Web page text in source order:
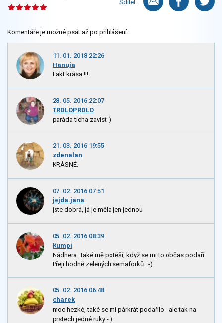
Sdílet:
Komentáře je možné psát až po přihlášení.
11. 01. 2018 22:26
Hanuja
Fakt krása.!!!
28. 05. 2016 22:07
TRDLOPRDLO
paráda ticha zavist-)
21. 03. 2016 19:55
zdenalan
KRÁSNÉ.
07. 02. 2016 07:51
jejda.jana
jste dobrá, já je měla jen jednou
05. 02. 2016 08:39
Kumpi
Nádhera. Také mě potěší, když se mi to občas podaří.
Přeji hodně zelených semaforků. :-)
05. 02. 2016 06:48
oharek
moc hezké, také se mi párkrát podařilo - ale tak na
prstech jedné ruky -:)